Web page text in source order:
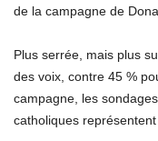
de la campagne de
Plus serrée, mais plus
des voix, contre 45 %
campagne, les
catholiques